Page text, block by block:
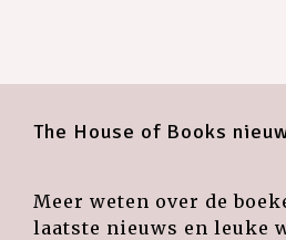
The House of Books
Meer weten over de
laatste nieuws en leuke